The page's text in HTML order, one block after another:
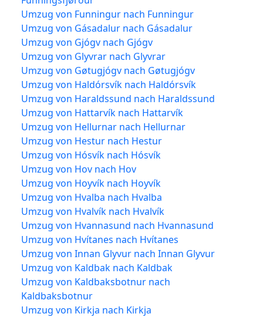
Umzug von Funningur nach Funningur
Umzug von Gásadalur nach Gásadalur
Umzug von Gjógv nach Gjógv
Umzug von Glyvrar nach Glyvrar
Umzug von Gøtugjógv nach Gøtugjógv
Umzug von Haldórsvík nach Haldórsvík
Umzug von Haraldssund nach Haraldssund
Umzug von Hattarvík nach Hattarvík
Umzug von Hellurnar nach Hellurnar
Umzug von Hestur nach Hestur
Umzug von Hósvík nach Hósvík
Umzug von Hov nach Hov
Umzug von Hoyvík nach Hoyvík
Umzug von Hvalba nach Hvalba
Umzug von Hvalvík nach Hvalvík
Umzug von Hvannasund nach Hvannasund
Umzug von Hvítanes nach Hvítanes
Umzug von Innan Glyvur nach Innan Glyvur
Umzug von Kaldbak nach Kaldbak
Umzug von Kaldbaksbotnur nach
Kaldbaksbotnur
Umzug von Kirkja nach Kirkja